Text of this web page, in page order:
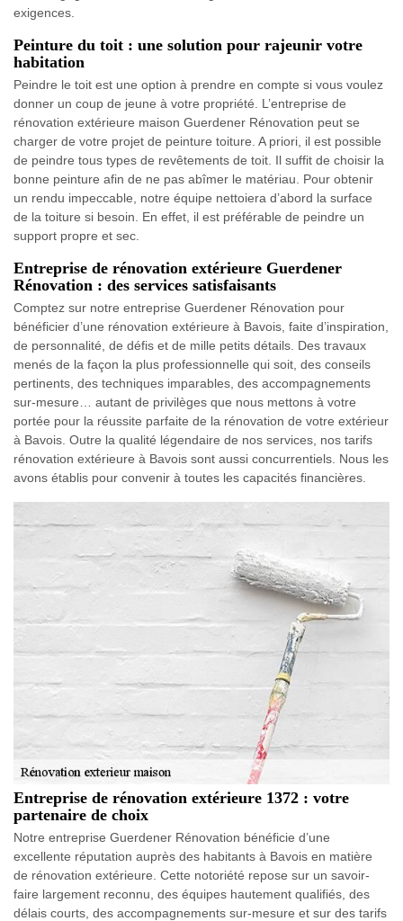
exigences.
Peinture du toit : une solution pour rajeunir votre
habitation
Peindre le toit est une option à prendre en compte si vous voulez
donner un coup de jeune à votre propriété. L’entreprise de
rénovation extérieure maison Guerdener Rénovation peut se
charger de votre projet de peinture toiture. A priori, il est possible
de peindre tous types de revêtements de toit. Il suffit de choisir la
bonne peinture afin de ne pas abîmer le matériau. Pour obtenir
un rendu impeccable, notre équipe nettoiera d’abord la surface
de la toiture si besoin. En effet, il est préférable de peindre un
support propre et sec.
Entreprise de rénovation extérieure Guerdener
Rénovation : des services satisfaisants
Comptez sur notre entreprise Guerdener Rénovation pour
bénéficier d’une rénovation extérieure à Bavois, faite d’inspiration,
de personnalité, de défis et de mille petits détails. Des travaux
menés de la façon la plus professionnelle qui soit, des conseils
pertinents, des techniques imparables, des accompagnements
sur-mesure… autant de privilèges que nous mettons à votre
portée pour la réussite parfaite de la rénovation de votre extérieur
à Bavois. Outre la qualité légendaire de nos services, nos tarifs
rénovation extérieure à Bavois sont aussi concurrentiels. Nous les
avons établis pour convenir à toutes les capacités financières.
Entreprise de rénovation extérieure 1372 : votre
partenaire de choix
Notre entreprise Guerdener Rénovation bénéficie d’une
excellente réputation auprès des habitants à Bavois en matière
de rénovation extérieure. Cette notoriété repose sur un savoir-
faire largement reconnu, des équipes hautement qualifiés, des
délais courts, des accompagnements sur-mesure et sur des tarifs